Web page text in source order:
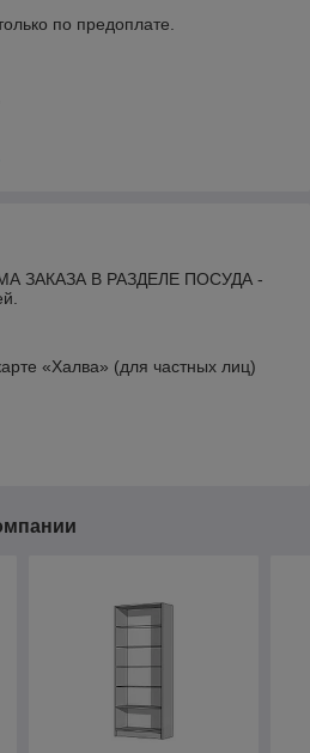
по предоплате.
ЗАКАЗА В РАЗДЕЛЕ ПОСУДА -
«Халва» (для частных лиц)